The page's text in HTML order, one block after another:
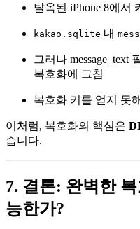
탈옥된 iPhone 8에서
kakao.sqlite 내
그러나
복호화에 그침
복호화 키를 얻지 못해
이처럼, 복호화의 핵심은
습니다.
7. 결론: 완벽한
능한가?